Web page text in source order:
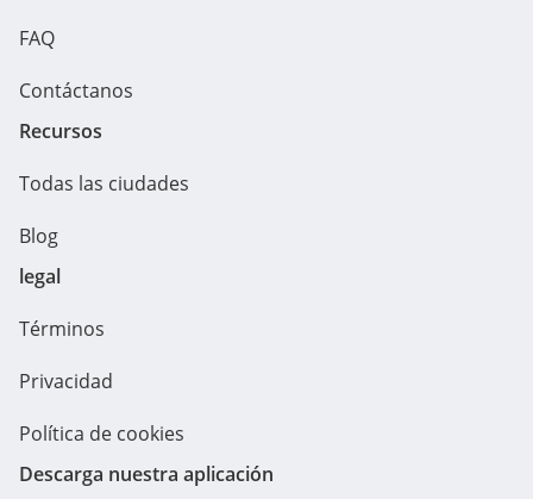
FAQ
Contáctanos
Recursos
Todas las ciudades
Blog
legal
Términos
Privacidad
Política de cookies
Descarga nuestra aplicación